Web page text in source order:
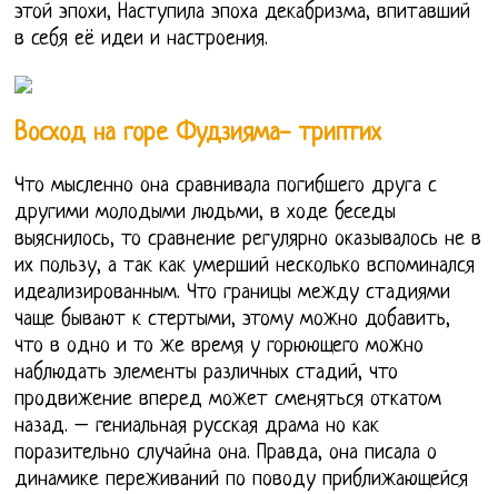
этой эпохи, Наступила эпоха декабризма, впитавший
в себя её идеи и настроения.
Восход на горе Фудзияма- триптих
Что мысленно она сравнивала погибшего друга с
другими молодыми людьми, в ходе беседы
выяснилось, то сравнение регулярно оказывалось не в
их пользу, а так как умерший несколько вспоминался
идеализированным. Что границы между стадиями
чаще бывают к стертыми, этому можно добавить,
что в одно и то же время у горюющего можно
наблюдать элементы различных стадий, что
продвижение вперед может сменяться откатом
назад. – гениальная русская драма но как
поразительно случайна она. Правда, она писала о
динамике переживаний по поводу приближающейся